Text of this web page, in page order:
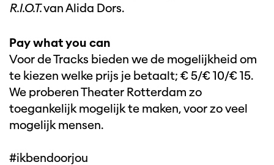
R.I.O.T.van Alida Dors.
Pay what you can
Voor de Tracks bieden we de mogelijkheid om
te kiezen welke prijs je betaalt; € 5/€ 10/€ 15.
We proberen Theater Rotterdam zo
toegankelijk mogelijk te maken, voor zo veel
mogelijk mensen.
#ikbendoorjou